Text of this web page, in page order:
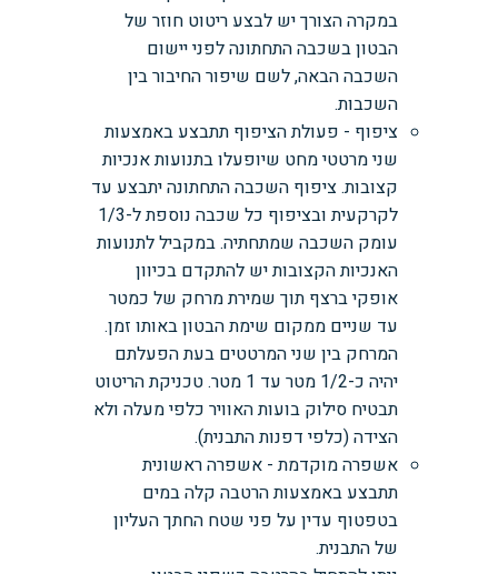
במקרה הצורך יש לבצע ריטוט חוזר של
הבטון בשכבה התחתונה לפני יישום
השכבה הבאה, לשם שיפור החיבור בין
השכבות.
ציפוף - פעולת הציפוף תתבצע באמצעות
שני מרטטי מחט שיופעלו בתנועות אנכיות
קצובות. ציפוף השכבה התחתונה יתבצע עד
לקרקעית ובציפוף כל שכבה נוספת ל-1/3
עומק השכבה שמתחתיה. במקביל לתנועות
האנכיות הקצובות יש להתקדם בכיוון
אופקי ברצף תוך שמירת מרחק של כמטר
עד שניים ממקום שימת הבטון באותו זמן.
המרחק בין שני המרטטים בעת הפעלתם
יהיה כ-1/2 מטר עד 1 מטר. טכניקת הריטוט
תבטיח סילוק בועות האוויר כלפי מעלה ולא
הצידה (כלפי דפנות התבנית).
אשפרה מוקדמת - אשפרה ראשונית
תתבצע באמצעות הרטבה קלה במים
בטפטוף עדין על פני שטח החתך העליון
של התבנית.